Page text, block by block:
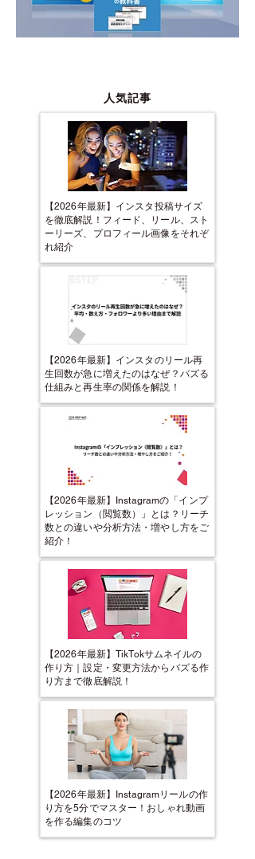
人気記事
【2026年最新】インスタ投稿サイズ
を徹底解説！フィード、リール、スト
ーリーズ、プロフィール画像をそれぞ
れ紹介
【2026年最新】インスタのリール再
生回数が急に増えたのはなぜ？バズる
仕組みと再生率の関係を解説！
【2026年最新】Instagramの「インプ
レッション（閲覧数）」とは？リーチ
数との違いや分析方法・増やし方をご
紹介！
【2026年最新】TikTokサムネイルの
作り方｜設定・変更方法からバズる作
り方まで徹底解説！
【2026年最新】Instagramリールの作
り方を5分でマスター！おしゃれ動画
を作る編集のコツ